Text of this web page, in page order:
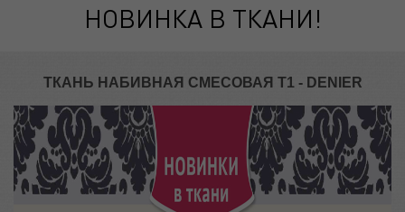
НОВИНКА В ТКАНИ!
ТКАНЬ НАБИВНАЯ СМЕСОВАЯ Т1 - DENIER